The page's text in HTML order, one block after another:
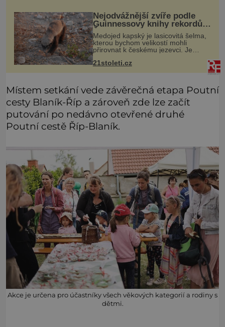
Nejodvážnější zvíře podle
Guinnessovy knihy rekordů?
Šelmička s pruhem na
hřbetě!
Medojed kapský je lasicovitá šelma,
kterou bychom velikostí mohli
přirovnat k českému jezevci. Je
extrémně nebojácná, ostatně bývá
označována za nejodvážnější zvíře
21stoleti.cz
Místem setkání vede závěrečná etapa Poutní
cesty Blaník-Říp a zároveň zde lze začít
putování po nedávno otevřené druhé
Poutní cestě Říp-Blaník.
Akce je určena pro účastníky všech věkových kategorií a rodiny s
dětmi.